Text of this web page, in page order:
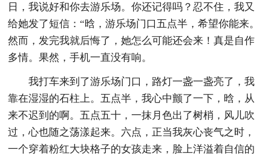
日，我说好和你去游乐场。你还记得吗？忍不住，我又
给她发了短信：“晗，游乐场门口五点半，希望你能来。
然而，发完我就后悔了，她怎么可能还会来！真是自作
多情。果然，手机一直没有响。
我打车来到了游乐场门口，路灯一盏一盏亮了，我
靠在湿湿的石柱上。五点半，我心中颤了一下，晗，从
来不迟到的啊。五点五十，一抹月色出了树梢，风儿吹
过，心也随之荡漾起来。六点，正当我灰心丧气之时，
一个穿着粉红大块格子的女孩走来，脸上洋溢着自信的